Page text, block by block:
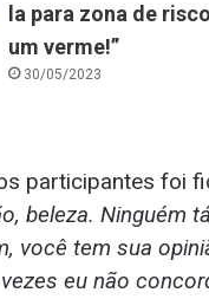
la para zona de
um verme!”
30/05/2023
participantes foi
beleza. Ninguém
você tem sua
eu não